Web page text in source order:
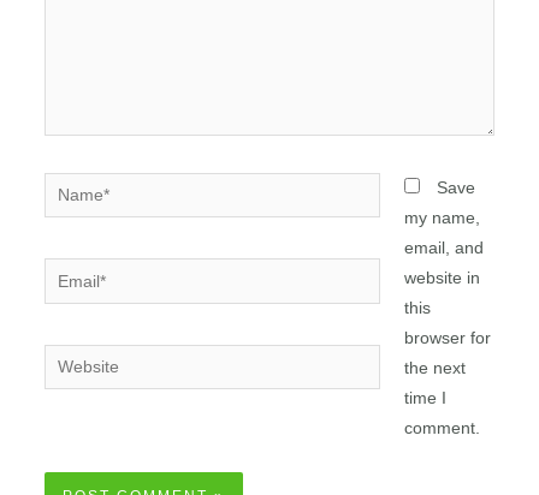
Save
my name,
email, and
website in
this
browser for
the next
time I
comment.